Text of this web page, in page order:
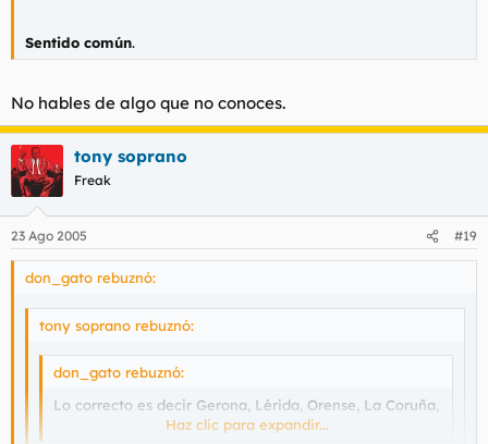
Sentido común.
No hables de algo que no conoces.
tony soprano
Freak
23 Ago 2005 #19
don_gato rebuznó:
tony soprano rebuznó:
don_gato rebuznó:
Lo correcto es decir Gerona, Lérida, Orense, La Coruña,
Haz clic para expandir...